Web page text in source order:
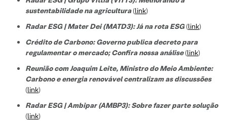
sustentabilidade na agricultura(link)
Radar ESG | Mater Dei (MATD3): Já na rota ESG(link)
Crédito de Carbono: Governo publica decreto para
regulamentar o mercado; Confira nossa análise(link)
Reunião com Joaquim Leite, Ministro do Meio Ambiente:
Carbono e energia renovável centralizam as discussões
(link)
Radar ESG | Ambipar (AMBP3): Sobre fazer parte solução
(link)